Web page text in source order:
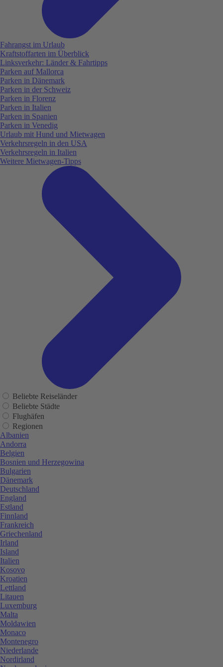
Fahrangst im Urlaub
Kraftstoffarten im Überblick
Linksverkehr: Länder & Fahrtipps
Parken auf Mallorca
Parken in Dänemark
Parken in der Schweiz
Parken in Florenz
Parken in Italien
Parken in Spanien
Parken in Venedig
Urlaub mit Hund und Mietwagen
Verkehrsregeln in den USA
Verkehrsregeln in Italien
Weitere Mietwagen-Tipps
Beliebte Reiseländer
Beliebte Städte
Flughäfen
Regionen
Albanien
Andorra
Belgien
Bosnien und Herzegowina
Bulgarien
Dänemark
Deutschland
England
Estland
Finnland
Frankreich
Griechenland
Irland
Island
Italien
Kosovo
Kroatien
Lettland
Litauen
Luxemburg
Malta
Moldawien
Monaco
Montenegro
Niederlande
Nordirland